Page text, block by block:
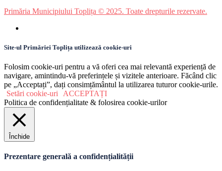
Primăria Municipiului Toplița © 2025. Toate drepturile rezervate.
Site-ul Primăriei Toplița utilizează cookie-uri
Folosim cookie-uri pentru a vă oferi cea mai relevantă experiență de
navigare, amintindu-vă preferințele și vizitele anterioare. Făcând clic
pe „Acceptați”, dați consimțământul la utilizarea tuturor cookie-urile.
Setări cookie-uri
ACCEPTAȚI
Politica de confidențialitate & folosirea cookie-urilor
Închide
Prezentare generală a confidențialității